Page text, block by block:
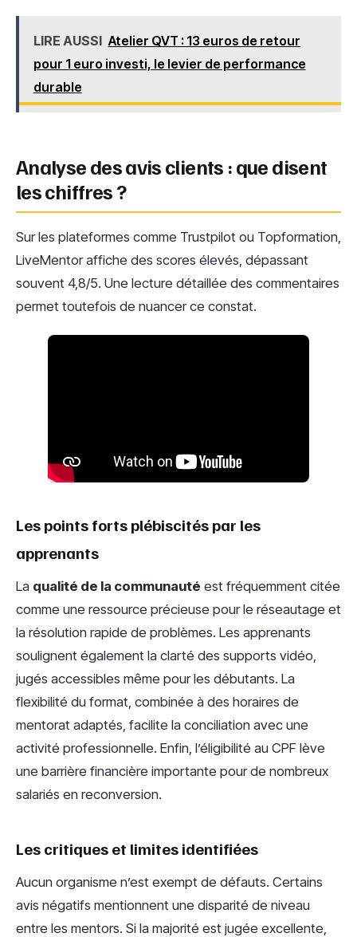
LIRE AUSSI Atelier QVT : 13 euros de retour
pour 1 euro investi, le levier de performance
durable
Analyse des avis clients : que disent
les chiffres ?
Sur les plateformes comme Trustpilot ou Topformation,
LiveMentor affiche des scores élevés, dépassant
souvent 4,8/5. Une lecture détaillée des commentaires
permet toutefois de nuancer ce constat.
Les points forts plébiscités par les
apprenants
La qualité de la communauté est fréquemment citée
comme une ressource précieuse pour le réseautage et
la résolution rapide de problèmes. Les apprenants
soulignent également la clarté des supports vidéo,
jugés accessibles même pour les débutants. La
flexibilité du format, combinée à des horaires de
mentorat adaptés, facilite la conciliation avec une
activité professionnelle. Enfin, l’éligibilité au CPF lève
une barrière financière importante pour de nombreux
salariés en reconversion.
Les critiques et limites identifiées
Aucun organisme n’est exempt de défauts. Certains
avis négatifs mentionnent une disparité de niveau
entre les mentors. Si la majorité est jugée excellente,